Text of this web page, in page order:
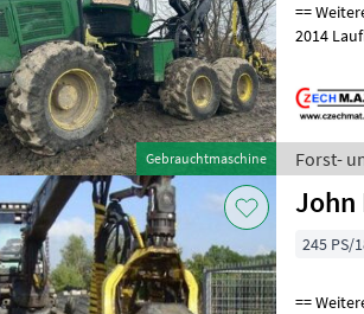
Gebrauchtmaschine
== Weitere
2014
Forst-
John
245 PS/
== Weitere